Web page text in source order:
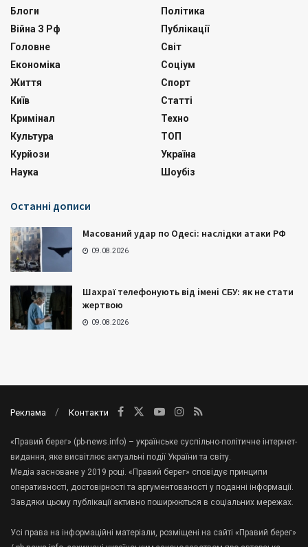
Блоги
Війна З Рф
Головне
Економіка
Життя
Київ
Кримінал
Культура
Курйози
Наука
Політика
Публікації
Світ
Соціум
Спорт
Статті
Техно
ТОП
Україна
Шоубіз
Останні дописи
Масований удар по Одесі: наслідки атаки РФ
09.08.2026
Шахраї телефонують від імені СБУ: як не стати
жертвою
09.08.2026
Реклама Контакти
«Правий берег» (pb-news.info) – українське суспільно-політичне інтернет-
видання, яке висвітлює актуальні події України та світу.
Медіа засноване у 2019 році. «Правий берег» сповідує принципи
оперативності, достовірності та аргументованості у поданні інформації.
Завдяки цьому публікації активно поширюються в соціальних мережах.
Усі права на інформаційні матеріали, розміщені на сайті «Правий берег»